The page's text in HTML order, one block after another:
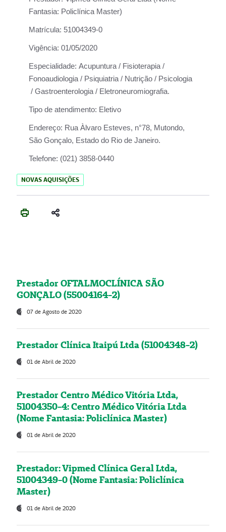
Fantasia: Policlínica Master)
Matrícula: 51004349-0
Vigência: 01/05/2020
Especialidade: Acupuntura / Fisioterapia /
Fonoaudiologia / Psiquiatria / Nutrição / Psicologia
/ Gastroenterologia / Eletroneuromiografia.
Tipo de atendimento: Eletivo
Endereço: Rua Àlvaro Esteves, n°78, Mutondo,
São Gonçalo, Estado do Rio de Janeiro.
Telefone: (021) 3858-0440
NOVAS AQUISIÇÕES
Prestador OFTALMOCLÍNICA SÃO
GONÇALO (55004164-2)
07 de Agosto de 2020
Prestador Clínica Itaipú Ltda (51004348-2)
01 de Abril de 2020
Prestador Centro Médico Vitória Ltda,
51004350-4: Centro Médico Vitória Ltda
(Nome Fantasia: Policlínica Master)
01 de Abril de 2020
Prestador: Vipmed Clínica Geral Ltda,
51004349-0 (Nome Fantasia: Policlínica
Master)
01 de Abril de 2020